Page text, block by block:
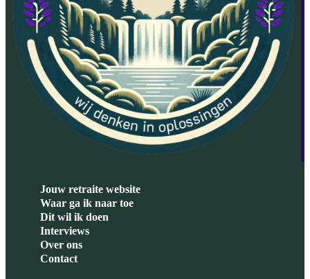
Jouw retraite website
Waar ga ik naar toe
Dit wil ik doen
Interviews
Over ons
Contact